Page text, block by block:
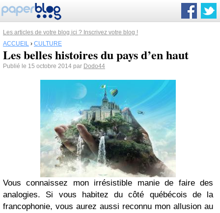
Les articles de votre blog ici ? Inscrivez votre blog !
ACCUEIL › CULTURE
Les belles histoires du pays d’en haut
Publié le 15 octobre 2014 par Dodo44
Vous connaissez mon irrésistible manie de faire des
analogies. Si vous habitez du côté québécois de la
francophonie, vous aurez aussi reconnu mon allusion au